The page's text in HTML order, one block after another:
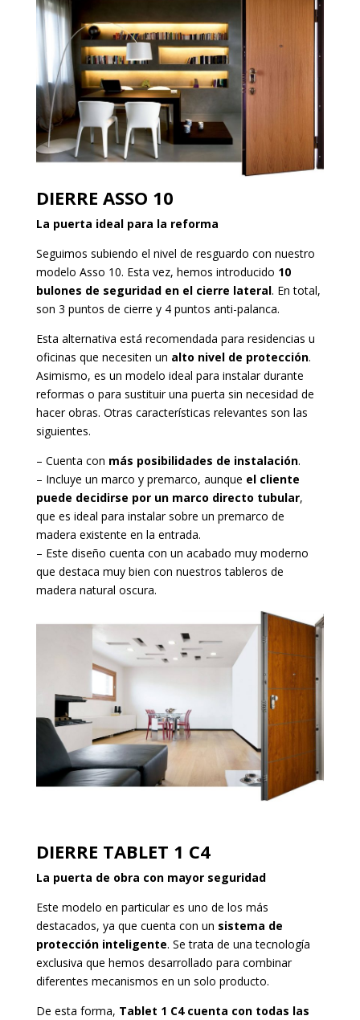
DIERRE ASSO 10
La puerta ideal para la reforma
Seguimos subiendo el nivel de resguardo con nuestro
modelo Asso 10. Esta vez, hemos introducido 10
bulones de seguridad en el cierre lateral. En total,
son 3 puntos de cierre y 4 puntos anti-palanca.
Esta alternativa está recomendada para residencias u
oficinas que necesiten un alto nivel de protección.
Asimismo, es un modelo ideal para instalar durante
reformas o para sustituir una puerta sin necesidad de
hacer obras. Otras características relevantes son las
siguientes.
– Cuenta con más posibilidades de instalación.
– Incluye un marco y premarco, aunque el cliente
puede decidirse por un marco directo tubular,
que es ideal para instalar sobre un premarco de
madera existente en la entrada.
– Este diseño cuenta con un acabado muy moderno
que destaca muy bien con nuestros tableros de
madera natural oscura.
DIERRE TABLET 1 C4
La puerta de obra con mayor seguridad
Este modelo en particular es uno de los más
destacados, ya que cuenta con un sistema de
protección inteligente. Se trata de una tecnología
exclusiva que hemos desarrollado para combinar
diferentes mecanismos en un solo producto.
De esta forma, Tablet 1 C4 cuenta con todas las